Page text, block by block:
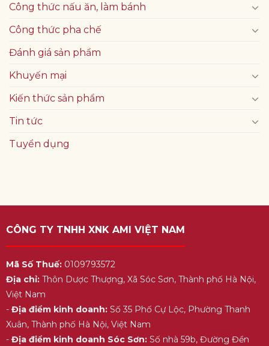
Công thức nấu ăn, làm bánh
Công thức pha chế
Đánh giá sản phẩm
Khuyến mại
Kiến thức sản phẩm
Tin tức
Tuyển dụng
CÔNG TY TNHH XNK AMI VIỆT NAM
Mã Số Thuế:0109793572
Địa chỉ:Thôn Dược Thượng, Xã Sóc Sơn, Thành phố Hà Nội,
Việt Nam
- Địa điểm kinh doanh:Số 35 Phố Cự Lộc, Phường Thanh
Xuân, Thành phố Hà Nội, Việt Nam
- Địa điểm kinh doanh Sóc Sơn:Số nhà 59b, Đường Đền